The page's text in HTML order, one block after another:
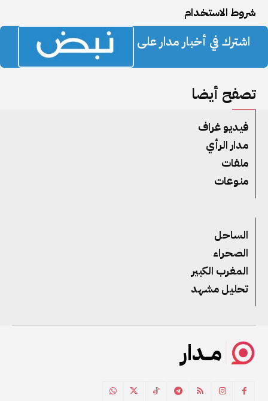
شروط الاستخدام
اشترك في أخبار مدار على
تصفح أيضا
فيديو غراف
مدار الرأي
ملفات
منوعات
الساحل
الصحراء
المغرب الكبير
تحليل مشهد
مــدار